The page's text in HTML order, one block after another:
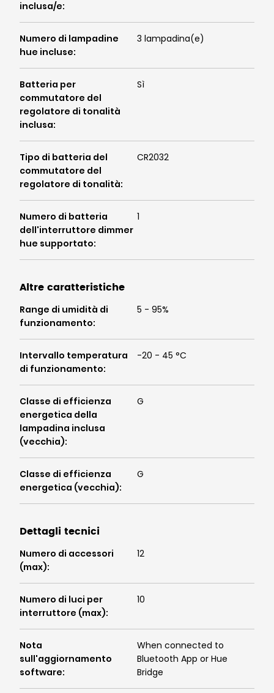
inclusa/e:
Numero di lampadine
hue incluse:
3 lampadina(e)
Batteria per
commutatore del
regolatore di tonalità
inclusa:
Sì
Tipo di batteria del
commutatore del
regolatore di tonalità:
CR2032
Numero di batteria
dell'interruttore dimmer
hue supportato:
1
Altre caratteristiche
Range di umidità di
funzionamento:
5 - 95%
Intervallo temperatura
di funzionamento:
-20 - 45 °C
Classe di efficienza
energetica della
lampadina inclusa
(vecchia):
G
Classe di efficienza
energetica (vecchia):
G
Dettagli tecnici
Numero di accessori
(max):
12
Numero di luci per
interruttore (max):
10
Nota
sull'aggiornamento
software:
When connected to
Bluetooth App or Hue
Bridge